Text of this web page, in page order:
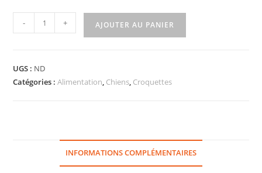
- + AJOUTER AU PANIER
UGS : ND
Catégories :Alimentation, Chiens, Croquettes
INFORMATIONS COMPLÉMENTAIRES